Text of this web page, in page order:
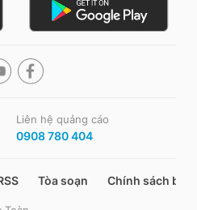
Liên hệ quảng cáo
0908 780 404
Tòa soạn Chính sách bảo